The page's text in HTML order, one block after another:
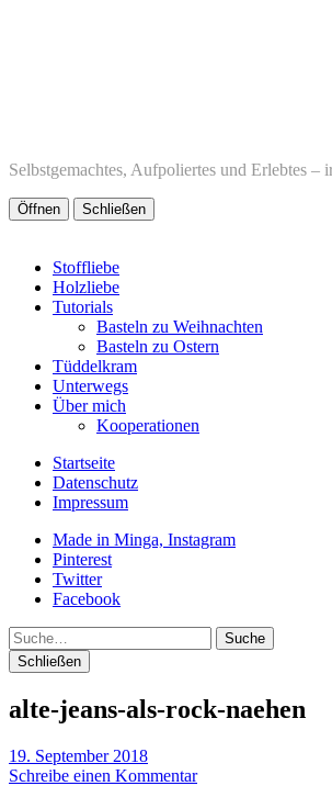
Selbstgemachtes, Aufpoliertes und Erlebtes –
Öffnen Schließen
Stoffliebe
Holzliebe
Tutorials
Basteln zu Weihnachten
Basteln zu Ostern
Tüddelkram
Unterwegs
Über mich
Kooperationen
Startseite
Datenschutz
Impressum
Made in Minga, Instagram
Pinterest
Twitter
Facebook
Suche
Schließen
alte-jeans-als-rock-naehen
19. September 2018
Schreibe einen Kommentar